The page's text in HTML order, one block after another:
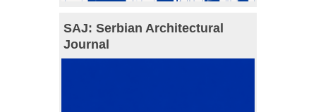
SAJ: Serbian Architectural
Journal